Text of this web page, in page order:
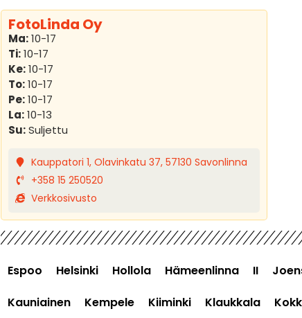
FotoLinda Oy
Ma:10-17
Ti:10-17
Ke:10-17
To:10-17
Pe:10-17
La:10-13
Su:Suljettu
Kauppatori 1, Olavinkatu 37, 57130 Savonlinna
+358 15 250520
Verkkosivusto
Espoo Helsinki Hollola Hämeenlinna II
Kauniainen
Kempele Kiiminki Klaukkala